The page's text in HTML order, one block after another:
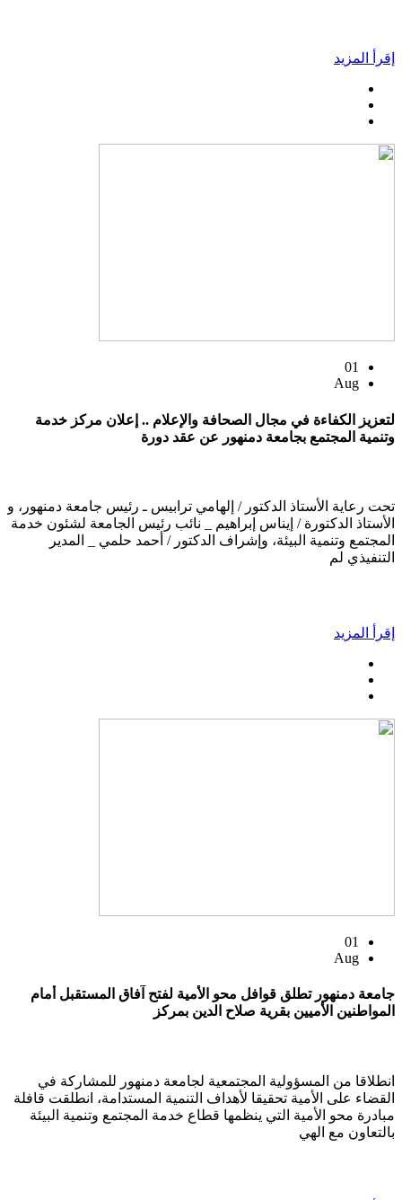
إقرأ المزيد
01
Aug
لتعزيز الكفاءة في مجال الصحافة والإعلام .. إعلان مركز خدمة
وتنمية المجتمع بجامعة دمنهور عن عقد دورة
تحت رعاية الأستاذ الدكتور / إلهامي ترابيس ـ رئيس جامعة دمنهور، و
الأستاذ الدكتورة / إيناس إبراهيم _ نائب رئيس الجامعة لشئون خدمة
المجتمع وتنمية البيئة، وإشراف الدكتور / أحمد حلمي _ المدير
التنفيذي لم
إقرأ المزيد
01
Aug
جامعة دمنهور تطلق قوافل محو الأمية لفتح آفاق المستقبل أمام
المواطنين الأميين بقرية صلاح الدين بمركز
انطلاقا من المسؤولية المجتمعية لجامعة دمنهور للمشاركة في
القضاء على الأمية تحقيقا لأهداف التنمية المستدامة، انطلقت قافلة
مبادرة محو الأمية التي ينظمها قطاع خدمة المجتمع وتنمية البيئة
بالتعاون مع الهي